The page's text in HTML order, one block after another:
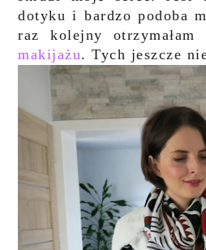
dotyku i bardzo podoba
raz kolejny
makijażu. Tych jeszcze